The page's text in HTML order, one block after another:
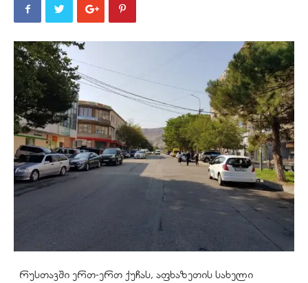
რუსთავში ერთ-ერთ ქუჩას, აფხაზეთის სახელი